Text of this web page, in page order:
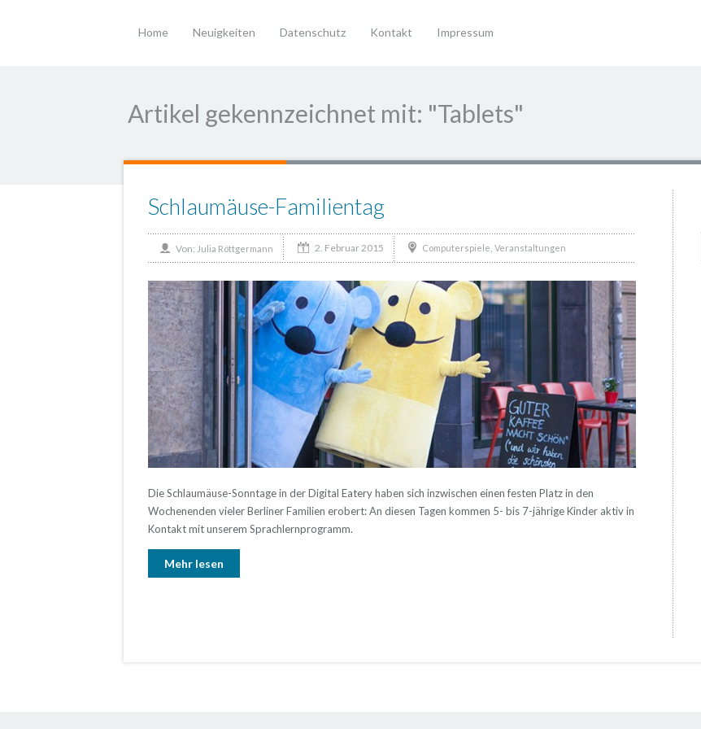
Home Neuigkeiten Datenschutz Kontakt Impressum
Artikel gekennzeichnet mit: "Tablets"
Schlaumäuse-Familientag
Von: Julia Röttgermann 2. Februar 2015 Computerspiele, Veranstaltungen
Die Schlaumäuse-Sonntage in der Digital Eatery haben sich inzwischen einen festen Platz in den
Wochenenden vieler Berliner Familien erobert: An diesen Tagen kommen 5- bis 7-jährige Kinder aktiv in
Kontakt mit unserem Sprachlernprogramm.
Mehr lesen